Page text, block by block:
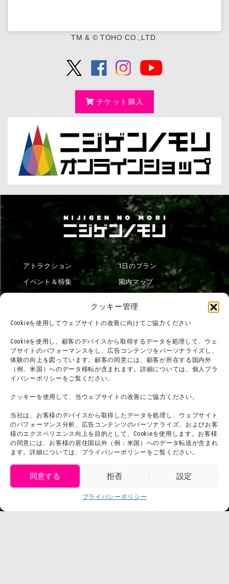
クッキー管理
Cookieを使用してウェブサイトの改善に向けてご協力ください
Cookieを使用し、顧客のデバイスから取得するデータを処理して、ウェ
ブサイトのパフォーマンスをし、広告コンテンツをパーソナライズし、
体験の向上を図っています。顧客の同意には、顧客が所在する国内外
（例、米国）へのデータ移転が含まれます。詳細については、個人プラ
イバシーポリシーをご覧ください。
クッキーを使用して、当ウェブサイトの改善にご協力ください。
当社は、お客様のデバイスから取得したデータを処理し、ウェブサイト
のパフォーマンス分析、広告コンテンツのパーソナライズ、およびお客
様のエクスペリエンス向上を目的として、Cookieを使用します。お客様
の同意には、お客様の居住国以外（例：米国）へのデータ転送が含まれ
ます。詳細については、プライバシーポリシーをご覧ください。
同意する 拒否 設定
プライバシーポリシー
TM & © TOHO CO.,LTD.
チケット購入
アトラクション
イベント＆特集
オンラインショップ
宿泊
1日のプラン
園内マップ
団体利用について
チームビルディング計画
よくある質問・
お問い合わせ
プライバシーポリシー
メディア掲載実績
SNS
法令に基づく表記
会社概要